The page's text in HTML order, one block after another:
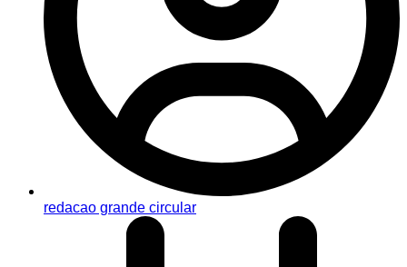
redacao grande circular